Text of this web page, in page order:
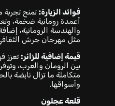
فوائد الزيارة: تمنح تجربة
أعمدة رومانية ضخمة،
والهندسة الرومانية،
مثل مهرجان جرش
قيمة إضافية للزائر: تعزز
بين الرومان والعرب،
متكاملة ما تزال نابضة
وأسواقها.
قلعة عجلون